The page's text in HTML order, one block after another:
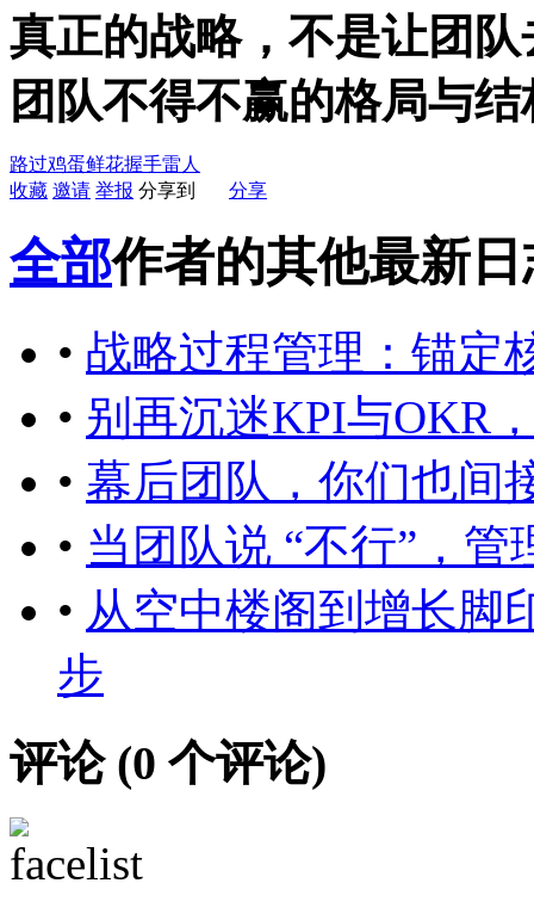
真正的战略，不是让团队
团队不得不赢的格局与结
路过鸡蛋鲜花握手雷人
收藏 邀请 举报 分享到 分享
全部作者的其他最新日
• 战略过程管理：锚定
• 别再沉迷KPI与OKR
• 幕后团队，你们也间
• 当团队说 “不行”，
• 从空中楼阁到增长脚
步
评论 (0 个评论)